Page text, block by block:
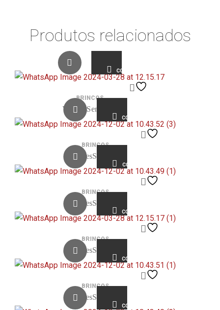
Produtos relacionados
COMPARE
BRINCOS
VitrinesSemijoias
COMPARE
BRINCOS
VitrinesSemijoias
COMPARE
BRINCOS
VitrinesSemijoias
COMPARE
BRINCOS
VitrinesSemijoias
COMPARE
BRINCOS
VitrinesSemijoias
COMPARE